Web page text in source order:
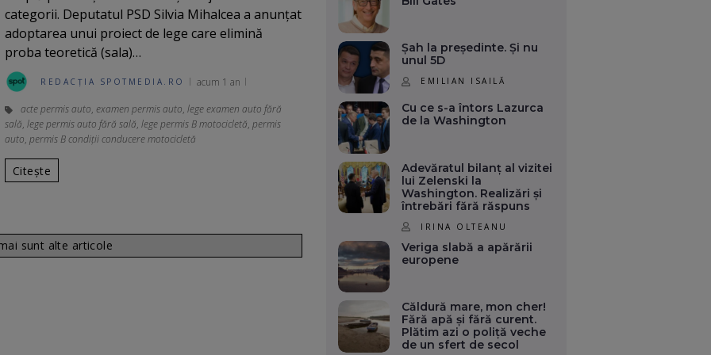
categorii. Deputatul PSD Silvia Mihalcea a anunțat
adoptarea unui proiect de lege care elimină
proba teoretică (sala)…
REDACȚIA SPOTMEDIA.RO acum 1 an
acte permis auto, examen permis auto, lege examen auto fără
sală, lege permis auto fără sală, lege permis B motocicletă, permis
auto, permis B condiții conducere motocicletă
Citește
sunt alte articole
Șah la președinte. Și nu
unul 5D
EMILIAN ISAILĂ
Cu ce s-a întors Lazurca
de la Washington
Adevăratul bilanț al vizitei
lui Zelenski la
Washington. Realizări și
întrebări fără răspuns
IRINA OLTEANU
Veriga slabă a apărării
europene
Căldură mare, mon cher!
Fără apă și fără curent.
Plătim azi o poliță veche
de un sfert de secol